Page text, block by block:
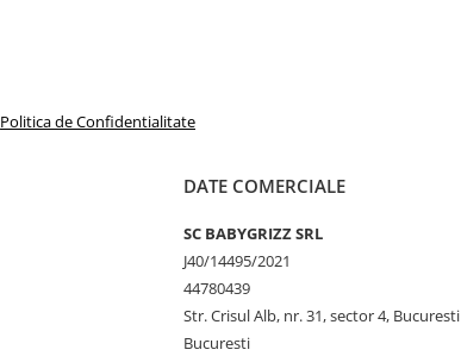
Politica de Confidentialitate
DATE COMERCIALE
SC BABYGRIZZ SRL
J40/14495/2021
44780439
Str. Crisul Alb, nr. 31, sector 4, Bucuresti
Bucuresti